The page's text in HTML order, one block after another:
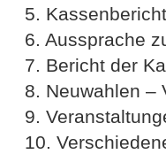
5.
6. Aussprache
7. Bericht der
8. Neuwahlen –
9.
10.